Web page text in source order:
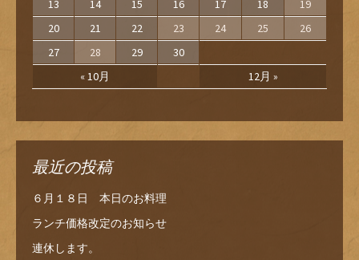
« 10月 12月 »
13 14 15 16 17 18
19
20
21 22 23 24 25
26
27
28 29 30
最近の投稿
６月１８日 本日のお料理
ランチ価格改定のお知らせ
連休します。